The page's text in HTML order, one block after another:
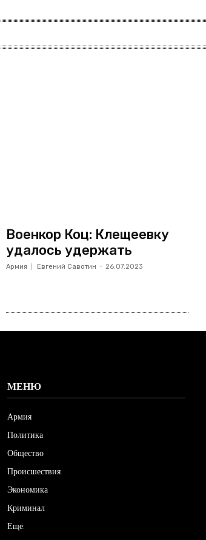
Военкор Коц: Клещеевку
удалось удержать
Армия Евгений Савотин - 26.07.2023
МЕНЮ
Армия
Политика
Общество
Происшествия
Экономика
Криминал
Еще: